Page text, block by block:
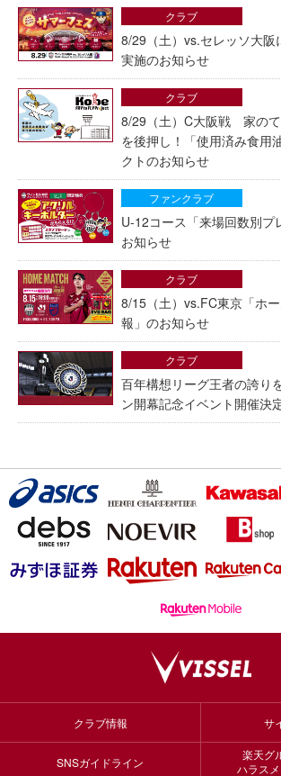
8/29（土）vs.セレッソ大阪
実施のお知らせ
クラブ
8/29（土）C大阪戦 家の
を後押し！「使用済み食用
クトのお知らせ
クラブ
U-12コース「来場回数別プ
お知らせ
ファンクラブ
8/15（土）vs.FC東京「ホ
報」のお知らせ
クラブ
百年構想リーグ王者の誇り
ン開幕記念イベント開催決
クラブ
クラブ情報 サ
SNSガイドライン
楽天グ
ハラス